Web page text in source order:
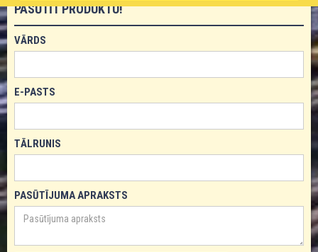
PASŪTĪT PRODUKTU!
VĀRDS
E-PASTS
TĀLRUNIS
PASŪTĪJUMA APRAKSTS